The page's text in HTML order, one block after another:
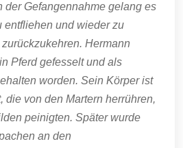
der Gefangennahme gelang es
entfliehen und wieder zu
Hermann
Pferd gefesselt und als
worden. Sein Körper ist
die von den Martern herrühren,
peinigten. Später wurde
an den